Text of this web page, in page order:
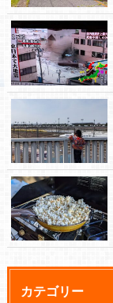
カテゴリー